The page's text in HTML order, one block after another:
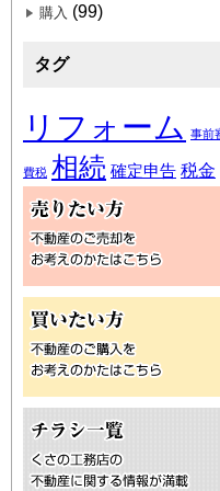
購入 (99)
タグ
リフォーム 事前
費税 相続 確定申告 税金